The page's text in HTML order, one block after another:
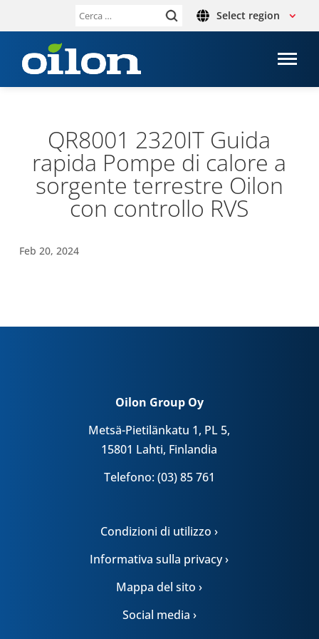
Ricerca Select region
QR8001 2320IT Guida
rapida Pompe di calore a
sor­gente ter­re­stre Oilon
con con­trollo RVS
Feb 20, 2024
Oilon Group Oy
Metsä-Pietilänkatu 1, PL 5,
15801 Lahti, Finlandia
Telefono: (03) 85 761
Condizioni di utilizzo ›
Informativa sulla privacy ›
Mappa del sito ›
Social media ›